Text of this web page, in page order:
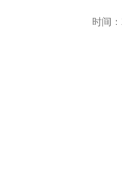
时间